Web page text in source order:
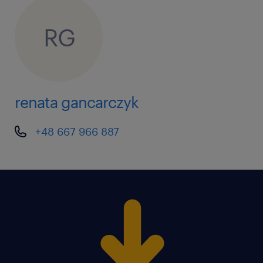
Terminowe i samodzielne opracowywanie
reklamacyjnych: Przyjmowanie oraz
Szybkie reagowanie oraz sprawne
rozwiązywanie problemów w przypadku
RG
renata gancarczyk
+48 667 966 887